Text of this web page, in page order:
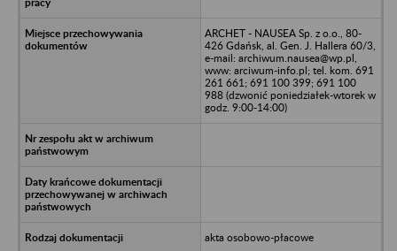
ARCHET - NAUSEA Sp. z o.o., 80-
426 Gdańsk, al. Gen. J. Hallera 60/3,
e-mail: archiwum.nausea@wp.pl,
www: arciwum-info.pl; tel. kom. 691
261 661; 691 100 399; 691 100
988 (dzwonić poniedziałek-wtorek w
godz. 9:00-14:00)
akta osobowo-płacowe